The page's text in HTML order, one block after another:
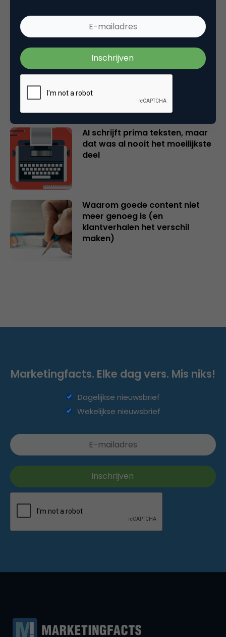
Je huurt een creator in voor het
instinct. Laat het dan ook
AI schrijft prima teksten, maar
dat was al nooit het moeilijkste
deel
Waarom goede content niet
meer genoeg is (en
klantverhalen het verschil
maken)
Marketingfacts. Elke dag vers. Mis niks!
Dagelijkse nieuwsbrief
Wekelijkse nieuwsbrief